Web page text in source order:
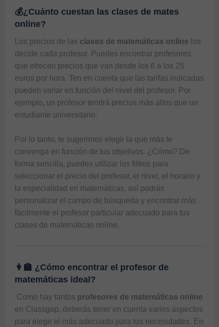
💰¿Cuánto cuestan las clases de mates
online?
Los precios de las clases de matemáticas online los
decide cada profesor. Puedes encontrar profesores
que ofrecen precios que van desde los 6 a los 25
euros por hora. Ten en cuenta que las tarifas indicadas
pueden variar en función del nivel del profesor. Por
ejemplo, un profesor tendrá precios más altos que un
estudiante universitario.
Por lo tanto, te sugerimos elegir la que más te
convenga en función de tus objetivos. ¿Cómo? De
forma sencilla, puedes utilizar los filtros para
seleccionar el precio del profesor, el nivel, el horario y
la especialidad en matemáticas, así podrás
personalizar el campo de búsqueda y encontrar más
clases de matemáticas online.
👩‍🏫 ¿Cómo encontrar el profesor de
matemáticas ideal?
Como hay tantos profesores de matemáticas online
en Classgap, deberás tener en cuenta varios aspectos
para elegir el más adecuado para tus necesidades. En